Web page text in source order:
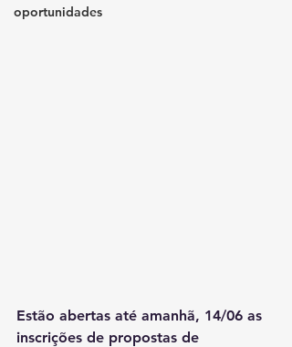
oportunidades
Estão abertas até amanhã, 14/06 as
inscrições de propostas de